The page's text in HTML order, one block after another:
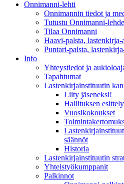
Onnimanni-lehti
Onnimannin tiedot ja
Tutustu Onnimanni-
Tilaa Onnimanni
Haavi-palsta, lastenkirja-
Puntari-palsta,
Info
Yhteystiedot ja
Tapahtumat
Lastenkirjainstituutin
Liity jäseneksi!
Hallituksen esittely
Vuosikokoukset
säännöt
Historia
Lastenkirjainstituutin
Yhteistyökumppanit
Palkinnot